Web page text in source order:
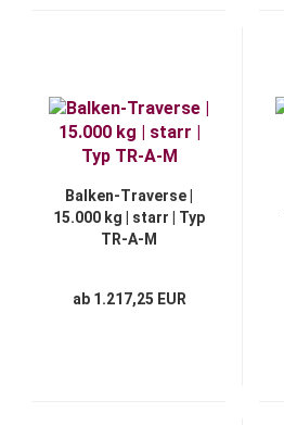
Balken-Traverse |
15.000 kg | starr | Typ
TR-A-M
ab 1.217,25 EUR